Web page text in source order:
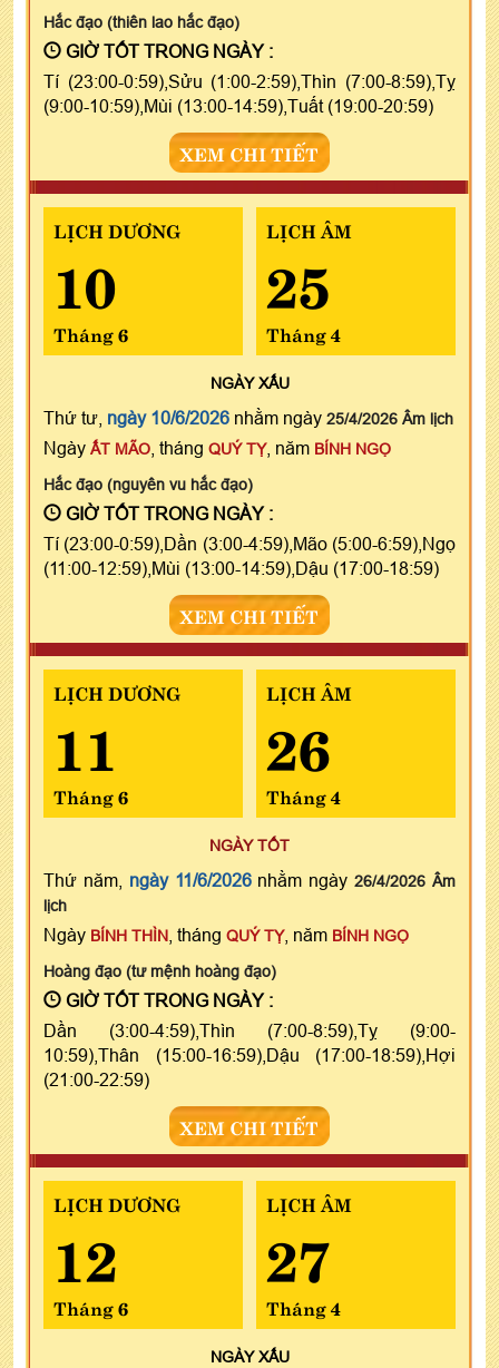
Hắc đạo (thiên lao hắc đạo)
GIỜ TỐT TRONG NGÀY :
Tí (23:00-0:59),Sửu (1:00-2:59),Thìn (7:00-8:59),Tỵ
(9:00-10:59),Mùi (13:00-14:59),Tuất (19:00-20:59)
XEM CHI TIẾT
LỊCH DƯƠNG
10
Tháng 6
LỊCH ÂM
25
Tháng 4
NGÀYXẤU
Thứ tư, ngày 10/6/2026 nhằm ngày 25/4/2026 Âm lịch
Ngày ẤT MÃO , tháng QUÝ TỴ, năm BÍNH NGỌ
Hắc đạo (nguyên vu hắc đạo)
GIỜ TỐT TRONG NGÀY :
Tí (23:00-0:59),Dần (3:00-4:59),Mão (5:00-6:59),Ngọ
(11:00-12:59),Mùi (13:00-14:59),Dậu (17:00-18:59)
XEM CHI TIẾT
LỊCH DƯƠNG
11
Tháng 6
LỊCH ÂM
26
Tháng 4
NGÀY TỐT
Thứ năm, ngày 11/6/2026nhằm ngày26/4/2026 Âm
lịch
Ngày BÍNH THÌN , tháng QUÝ TỴ, năm BÍNH NGỌ
Hoàng đạo (tư mệnh hoàng đạo)
GIỜ TỐT TRONG NGÀY :
Dần (3:00-4:59),Thìn (7:00-8:59),Tỵ (9:00-
10:59),Thân (15:00-16:59),Dậu (17:00-18:59),Hợi
(21:00-22:59)
XEM CHI TIẾT
LỊCH DƯƠNG
12
Tháng 6
LỊCH ÂM
27
Tháng 4
NGÀYXẤU